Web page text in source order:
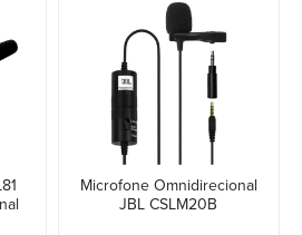
Microfone Omnidirecional
JBL CSLM20B